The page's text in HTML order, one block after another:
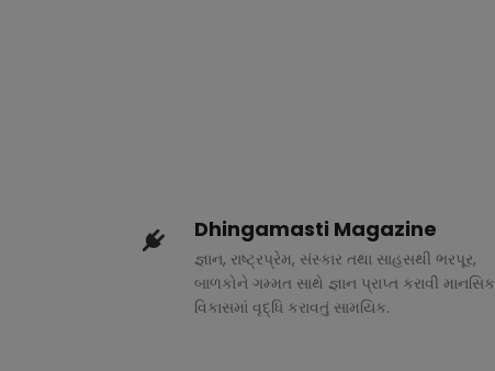
Dhingamasti Magazine
જ્ઞાન, રાષ્ટ્રપ્રેમ, સંસ્કાર તથા સાહસથી ભરપૂર,
બાળકોને ગમ્મત સાથે જ્ઞાન પ્રાપ્ત કરાવી માનસિક
વિકાસમાં વૃદ્ધિ કરાવતું સામયિક.